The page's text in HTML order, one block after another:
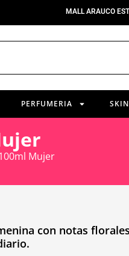
MALL ARAUCO
PERFUMERIA
Mujer
con notas